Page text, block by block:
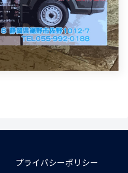
プライバシーポリシー